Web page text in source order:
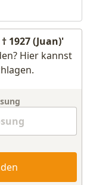
1927 (Juan)'
Hier kannst